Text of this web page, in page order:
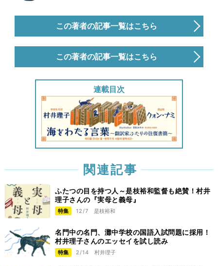
この著者の記事一覧はこちら
この著者の記事一覧はこちら
連載目次
関連記事
ふたつの目を持つ人～是枝裕和監督も絶賛！村井
理子さんの『実母と義母』
特集 12/7 是枝裕和
名門中の名門、灘中学校の国語入試問題に採用！
村井理子さんのエッセイを試し読み
特集 2/14 村井理子